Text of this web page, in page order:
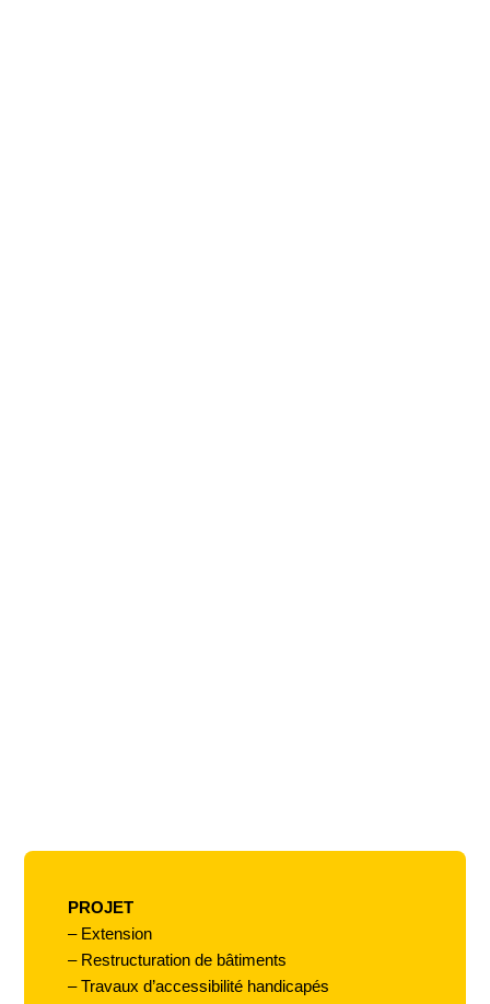
PROJET
– Extension
– Restructuration de bâtiments
– Travaux d’accessibilité handicapés